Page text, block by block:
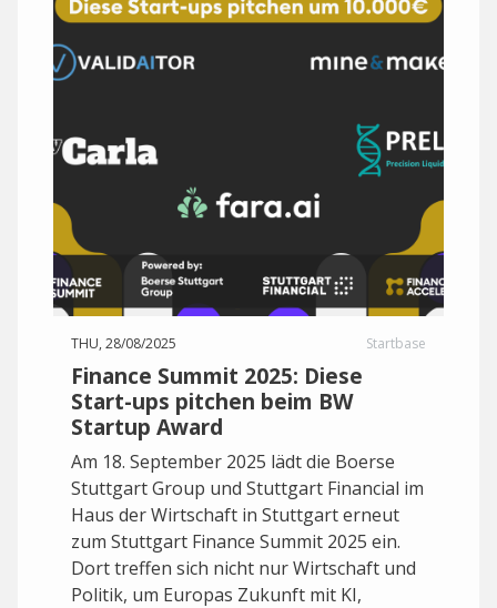
THU, 28/08/2025 Startbase
Finance Summit 2025: Diese
Start-ups pitchen beim BW
Startup Award
Am 18. September 2025 lädt die Boerse
Stuttgart Group und Stuttgart Financial im
Haus der Wirtschaft in Stuttgart erneut
zum Stuttgart Finance Summit 2025 ein.
Dort treffen sich nicht nur Wirtschaft und
Politik, um Europas Zukunft mit KI,